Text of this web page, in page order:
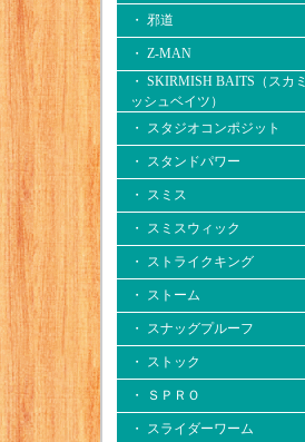
・ 邪道
・ Z-MAN
・ SKIRMISH BAITS（スカミ
ッシュベイツ）
・ スタジオコンポジット
・ スタンドパワー
・ スミス
・ スミスウィック
・ ストライクキング
・ ストーム
・ スナッグプルーフ
・ ストック
・ ＳＰＲＯ
・ スライダーワーム